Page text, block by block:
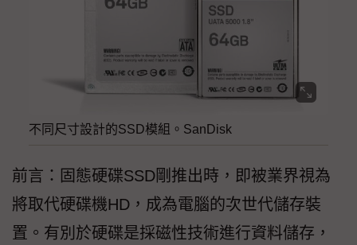
不同尺寸設計的SSD模組。SanDisk
前言：固態硬碟SSD剛推出時，即被業界視為
將取代硬碟機HD，成為電腦的次世代儲存裝
置。有別於硬碟是採磁性技術進行資料儲存，